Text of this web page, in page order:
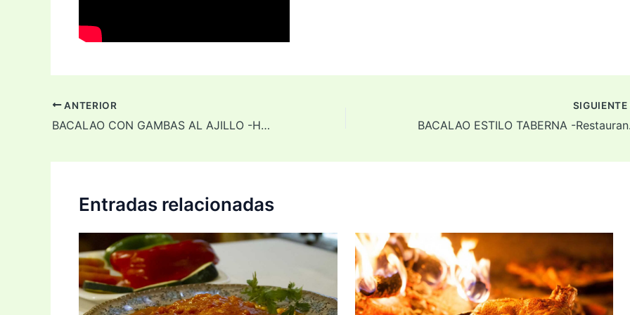
ANTERIOR
BACALAO CON GAMBAS AL AJILLO -Hotel Feria-
SIGUIENTE
Entradas relacionadas